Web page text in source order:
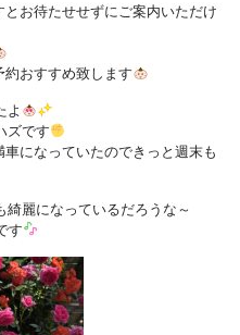
お待たせせずにご案内いただけ
おすすめ致します
よ
ズです
になっていたのできっと週末も
綺麗になっているだろうな～
す